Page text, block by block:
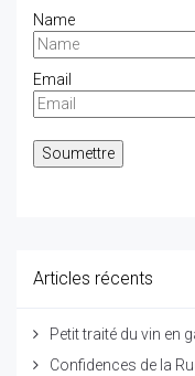
Name
Email
Articles récents
Petit traité du vin en
Confidences de la